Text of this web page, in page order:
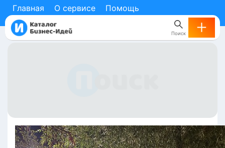
Главная О сервисе Помощь
Поиск